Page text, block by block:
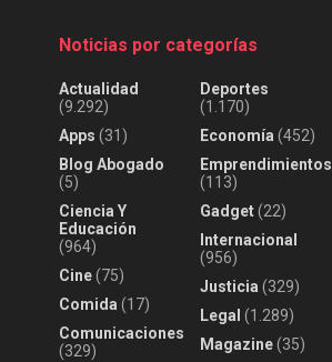
Noticias por categorías
Actualidad
(9.292)
Apps (31)
Blog Abogado
(5)
Ciencia Y
Educación
(964)
Cine(75)
Comida (17)
Comunicaciones
(329)
Deportes
(1.170)
Economía (452)
Emprendimientos
(113)
Gadget(22)
Internacional
(956)
Justicia (329)
Legal (1.289)
Magazine(35)